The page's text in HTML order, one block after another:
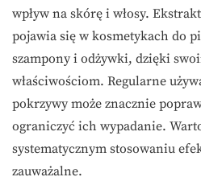
wpływ na skórę i włosy.
pojawia się w kosmetykach do
szampony i odżywki, dzięki
właściwościom. Regularne
pokrzywy może znacznie
ograniczyć ich wypadanie.
systematycznym stosowaniu
zauważalne.